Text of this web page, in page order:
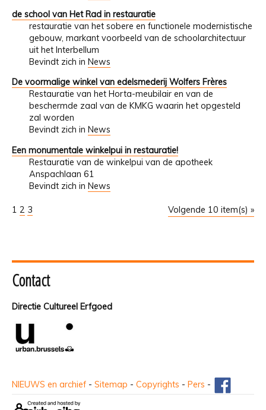
de school van Het Rad in restauratie
restauratie van het sobere en functionele modernistische
gebouw, markant voorbeeld van de schoolarchitectuur
uit het Interbellum
Bevindt zich in News
De voormalige winkel van edelsmederij Wolfers Frères
Restauratie van het Horta-meubilair en van de
beschermde zaal van de KMKG waarin het opgesteld
zal worden
Bevindt zich in News
Een monumentale winkelpui in restauratie!
Restauratie van de winkelpui van de apotheek
Anspachlaan 61
Bevindt zich in News
Volgende 10 item(s) »
1 2 3
Contact
Directie Cultureel Erfgoed
NIEUWS en archief - Sitemap - Copyrights - Pers -